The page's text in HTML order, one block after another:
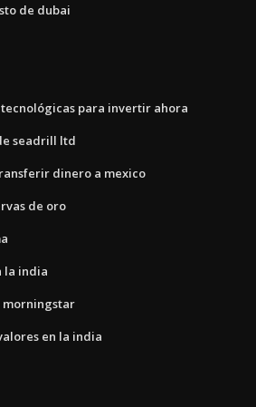
de dubai
tecnológicas para invertir ahora
seadrill ltd
dinero a mexico
de oro
la india
morningstar
en la india